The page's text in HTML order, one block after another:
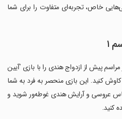
خاص، تجربه‌ای متفاوت را برای شما
۱
پیش از ازدواج هندی را با بازی 'آیین
کنید. این بازی منحصر به فرد به شما
عروسی و آرایش هندی غوطه‌ور شوید و
کنید.